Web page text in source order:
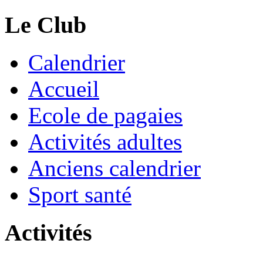
Le Club
Calendrier
Accueil
Ecole de pagaies
Activités adultes
Anciens calendrier
Sport santé
Activités